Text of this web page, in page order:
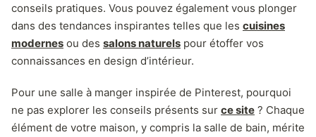
conseils pratiques. Vous pouvez également vous plonger
dans des tendances inspirantes telles que les cuisines
modernes ou des salons naturels pour étoffer vos
connaissances en design d’intérieur.
Pour une salle à manger inspirée de Pinterest, pourquoi
ne pas explorer les conseils présents sur ce site ? Chaque
élément de votre maison, y compris la salle de bain, mérite